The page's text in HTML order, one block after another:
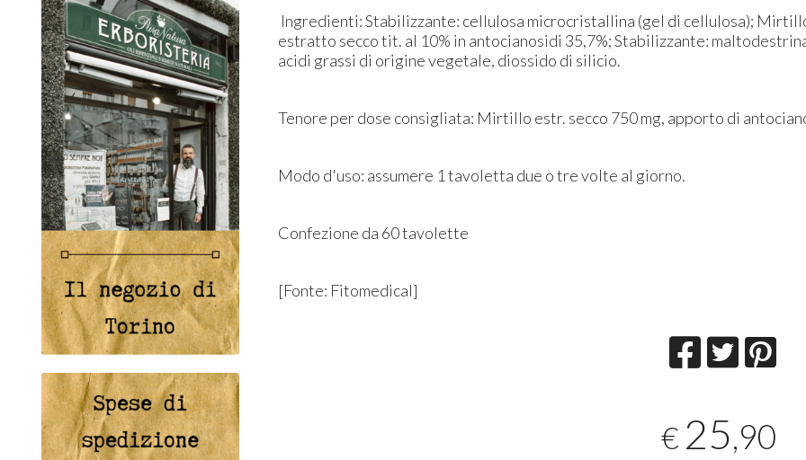
Ingredienti: ​Stabilizzante: cellulosa microcristallina (gel di cellulosa);
estratto secco tit. al 10% in antocianosidi 35,7%; Stabilizzante:
acidi grassi di origine vegetale, diossido di silicio.
Tenore per dose consigliata: Mirtillo estr. secco 750 mg, apporto di
Modo d'uso: assumere 1 tavoletta due o tre volte al giorno.
Confezione da 60 tavolette
[Fonte: Fitomedical]
€ 25,90